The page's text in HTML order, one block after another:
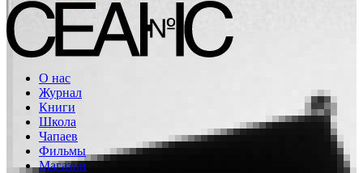
О нас
Журнал
Книги
Школа
Чапаев
Фильмы
Магазин